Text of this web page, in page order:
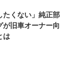
たくない」純正部
が旧車オーナー向
は